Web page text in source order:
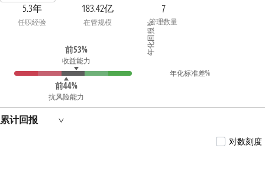
5.3年
任职经验
183.42亿
在管规模
7
管理数量
前53%
收益能力
前44%
抗风险能力
年化回报 %
年化标准差%
累计回报
对数刻度